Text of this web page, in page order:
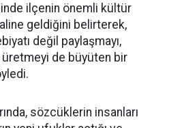
ilçenin önemli kültür
geldiğini belirterek,
değil paylaşmayı,
de büyüten bir
sözcüklerin insanları